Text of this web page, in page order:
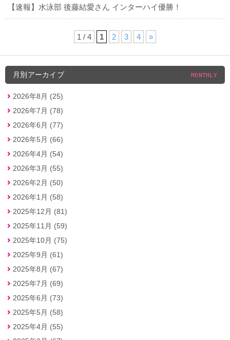
【速報】水泳部 後藤結愛さん インターハイ優勝！
1 / 4 1 2 3 4 »
月別アーカイブ MONTHLY
2026年8月 (25)
2026年7月 (78)
2026年6月 (77)
2026年5月 (66)
2026年4月 (54)
2026年3月 (55)
2026年2月 (50)
2026年1月 (58)
2025年12月 (81)
2025年11月 (59)
2025年10月 (75)
2025年9月 (61)
2025年8月 (67)
2025年7月 (69)
2025年6月 (73)
2025年5月 (58)
2025年4月 (55)